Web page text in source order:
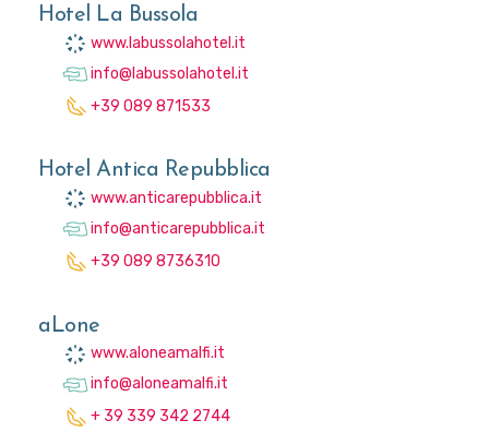
Hotel La Bussola
www.labussolahotel.it
info@labussolahotel.it
+39 089 871533
Hotel Antica Repubblica
www.anticarepubblica.it
info@anticarepubblica.it
+39 089 8736310
aLone
www.aloneamalfi.it
info@aloneamalfi.it
+ 39 339 342 2744